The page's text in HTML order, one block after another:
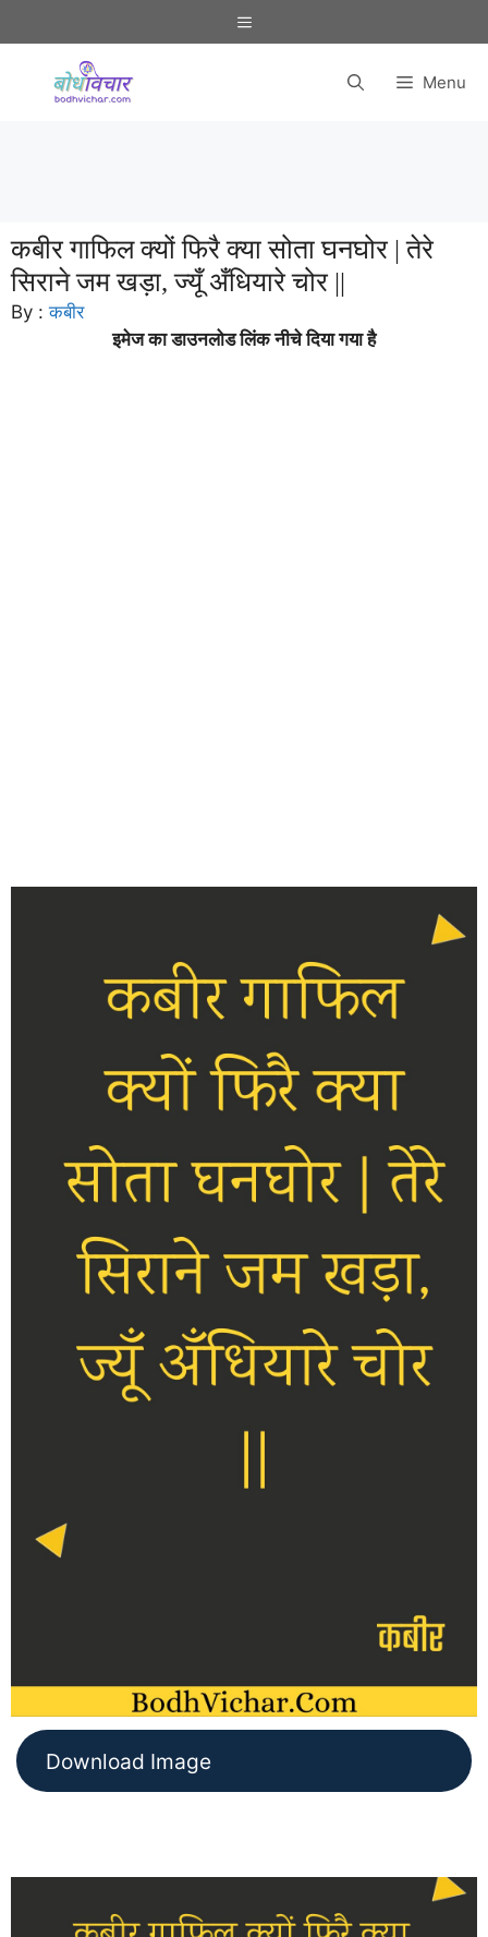
to
Menu
Menu
कबीर गाफिल क्यों फिरै क्या सोता घनघोर | तेरे
सिराने जम खड़ा, ज्यूँ अँधियारे चोर ||
By :कबीर
इमेज का डाउनलोड लिंक नीचे दिया गया है
Download Image